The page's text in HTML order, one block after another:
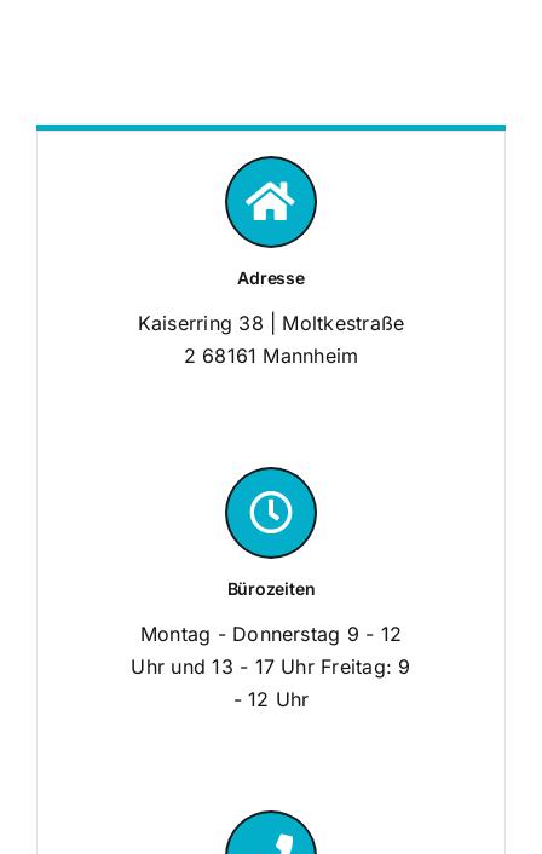
Adresse
Kaiserring 38 | Moltkestraße
2 68161 Mannheim
Bürozeiten
Montag - Donnerstag 9 - 12
Uhr und 13 - 17 Uhr Freitag: 9
- 12 Uhr